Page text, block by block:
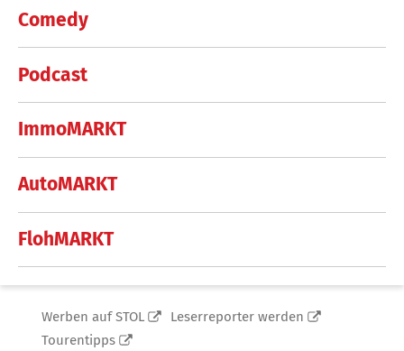
Comedy
Podcast
ImmoMARKT
AutoMARKT
FlohMARKT
Werben auf STOL
Leserreporter werden
Tourentipps